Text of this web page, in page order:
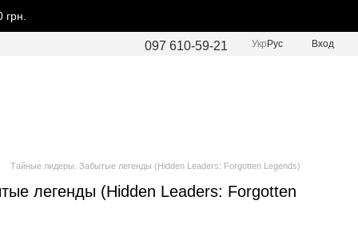
097 610-59-21 Укр Рус Вход
Тайные лидеры. Забытые легенды (Hidden Leaders: Forgotten Legends)
легенды (Hidden Leaders: Forgotten